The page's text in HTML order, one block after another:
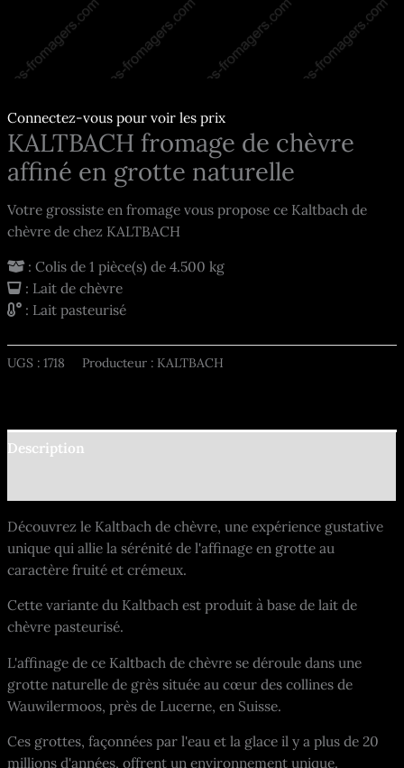
Connectez-vous pour voir les prix
KALTBACH fromage de chèvre
affiné en grotte naturelle
Votre grossiste en fromage vous propose ce Kaltbach de
chèvre de chez KALTBACH
: Colis de 1 pièce(s) de 4.500 kg
: Lait de chèvre
: Lait pasteurisé
UGS :1718 Producteur : KALTBACH
Description
Découvrez le Kaltbach de chèvre, une expérience gustative
unique qui allie la sérénité de l'affinage en grotte au
caractère fruité et crémeux.
Cette variante du Kaltbach est produit à base de lait de
chèvre pasteurisé.
L'affinage de ce Kaltbach de chèvre se déroule dans une
grotte naturelle de grès située au cœur des collines de
Wauwilermoos, près de Lucerne, en Suisse.
Ces grottes, façonnées par l'eau et la glace il y a plus de 20
millions d'années, offrent un environnement unique.